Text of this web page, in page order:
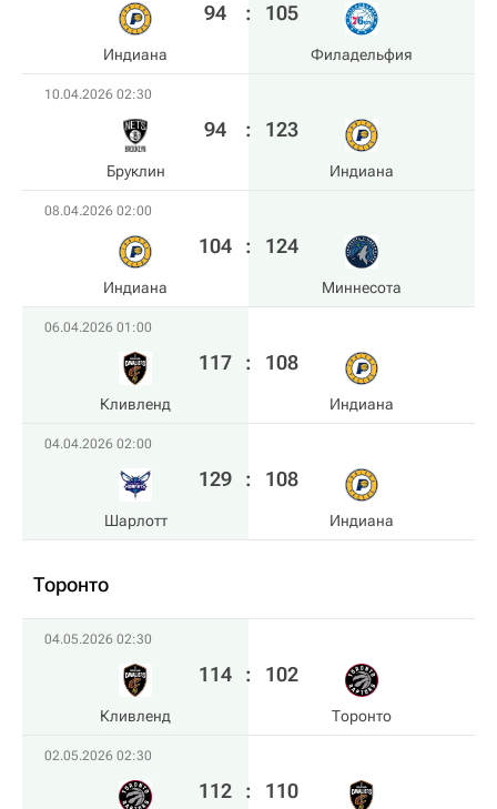
Индиана
94 : 105
Филадельфия
10.04.2026 02:30
Бруклин
94 : 123
Индиана
08.04.2026 02:00
Индиана
104 : 124
Миннесота
06.04.2026 01:00
Кливленд
117 : 108
Индиана
04.04.2026 02:00
Шарлотт
129 : 108
Индиана
Торонто
04.05.2026 02:30
Кливленд
114 : 102
Торонто
02.05.2026 02:30
112 : 110